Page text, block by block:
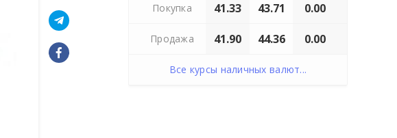
Покупка 41.33 43.71 0.00
Продажа 41.90 44.36 0.00
Все курсы наличных валют...